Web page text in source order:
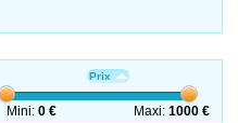
Prix
Mini:0 € Maxi: 1000 €